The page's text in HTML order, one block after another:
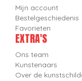
Mijn account
Bestelgeschiedenis
Favorieten
EXTRA'S
Ons team
Kunstenaars
Over de